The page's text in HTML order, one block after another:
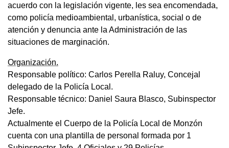
acuerdo con la legislación vigente, les sea encomendada,
como policía medioambiental, urbanística, social o de
atención y denuncia ante la Administración de las
situaciones de marginación.
Organización.
Responsable político: Carlos Perella Raluy, Concejal
delegado de la Policía Local.
Responsable técnico: Daniel Saura Blasco, Subinspector
Jefe.
Actualmente el Cuerpo de la Policía Local de Monzón
cuenta con una plantilla de personal formada por 1